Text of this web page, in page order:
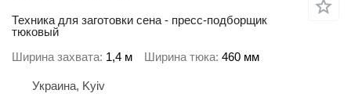
Техника для заготовки сена - пресс-подборщик
тюковый
Ширина захвата 1,4 м Ширина тюка 460 мм
Украина, Kyiv